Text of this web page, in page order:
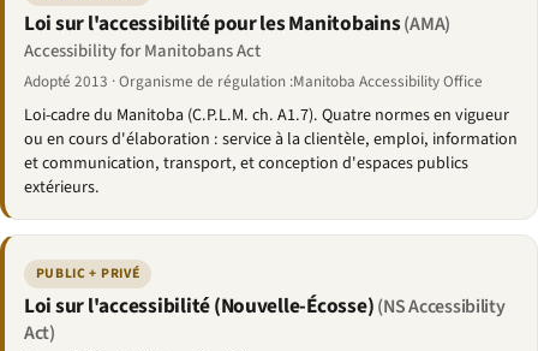
Loi sur l'accessibilité pour les Manitobains(AMA)
Accessibility for Manitobans Act
Adopté 2013 · Organisme de régulation :Manitoba Accessibility Office
Loi-cadre du Manitoba (C.P.L.M. ch. A1.7). Quatre normes en vigueur
ou en cours d'élaboration : service à la clientèle, emploi, information
et communication, transport, et conception d'espaces publics
extérieurs.
PUBLIC + PRIVÉ
Loi sur l'accessibilité (Nouvelle-Écosse)(NS Accessibility
Act)